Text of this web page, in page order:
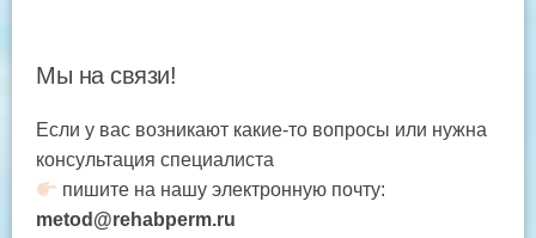
Мы на связи!
Если у вас возникают какие-то вопросы или нужна
консультация специалиста
пишите на нашу электронную почту:
metod@rehabperm.ru